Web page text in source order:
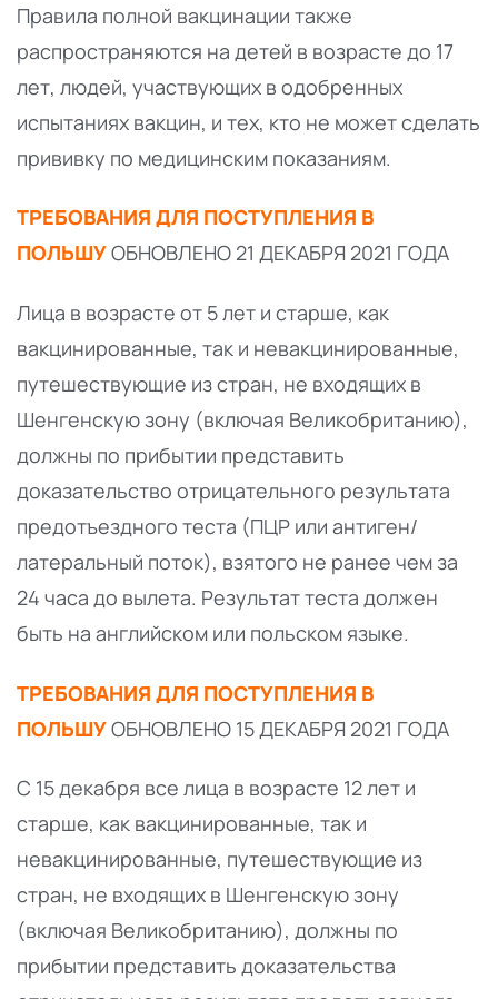
Правила полной вакцинации также
распространяются на детей в возрасте до 17
лет, людей, участвующих в одобренных
испытаниях вакцин, и тех, кто не может сделать
прививку по медицинским показаниям.
ТРЕБОВАНИЯ ДЛЯ ПОСТУПЛЕНИЯ В
ПОЛЬШУОБНОВЛЕНО 21 ДЕКАБРЯ 2021 ГОДА
Лица в возрасте от 5 лет и старше, как
вакцинированные, так и невакцинированные,
путешествующие из стран, не входящих в
Шенгенскую зону (включая Великобританию),
должны по прибытии представить
доказательство отрицательного результата
предотъездного теста (ПЦР или антиген/
латеральный поток), взятого не ранее чем за
24 часа до вылета. Результат теста должен
быть на английском или польском языке.
ТРЕБОВАНИЯ ДЛЯ ПОСТУПЛЕНИЯ В
ПОЛЬШУОБНОВЛЕНО 15 ДЕКАБРЯ 2021 ГОДА
С 15 декабря все лица в возрасте 12 лет и
старше, как вакцинированные, так и
невакцинированные, путешествующие из
стран, не входящих в Шенгенскую зону
(включая Великобританию), должны по
прибытии представить доказательства